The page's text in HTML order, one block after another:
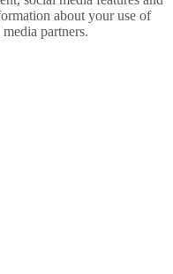
about your use of
partners.